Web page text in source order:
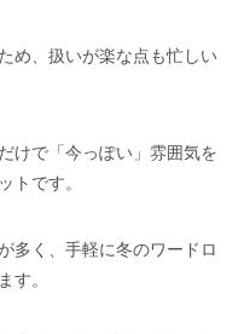
め、扱いが楽な点も忙しい
けで「今っぽい」雰囲気を
トです。
多く、手軽に冬のワードロ
す。